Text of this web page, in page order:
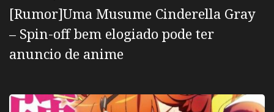
[Rumor]Uma Musume Cinderella Gray
– Spin-off bem elogiado pode ter
anuncio de anime